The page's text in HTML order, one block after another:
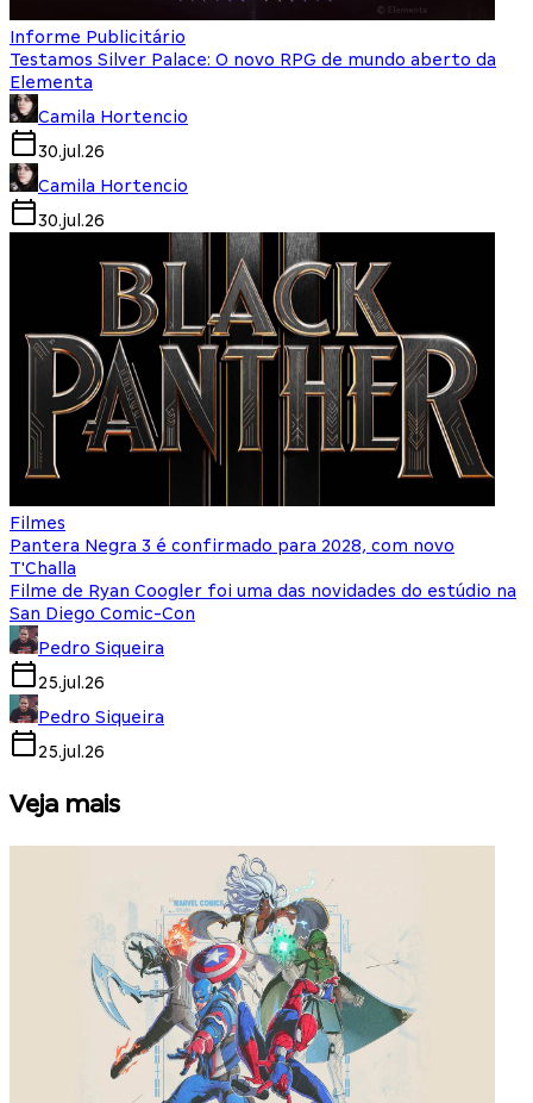
Informe Publicitário
Testamos Silver Palace: O novo RPG de mundo aberto da
Elementa
Camila Hortencio
30.jul.26
Camila Hortencio
30.jul.26
Filmes
Pantera Negra 3 é confirmado para 2028, com novo
T'Challa
Filme de Ryan Coogler foi uma das novidades do estúdio na
San Diego Comic-Con
Pedro Siqueira
25.jul.26
Pedro Siqueira
25.jul.26
Veja mais